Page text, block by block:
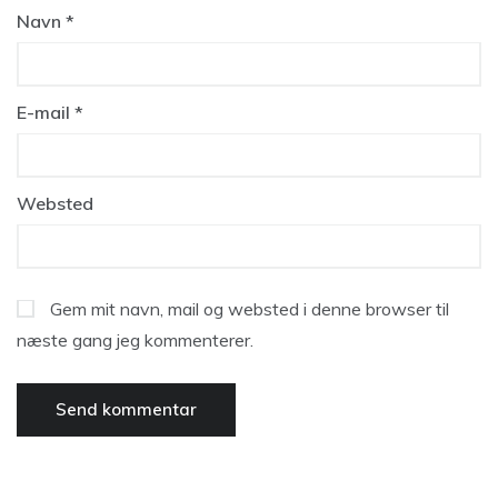
Navn *
E-mail *
Websted
Gem mit navn, mail og websted i denne browser til
næste gang jeg kommenterer.